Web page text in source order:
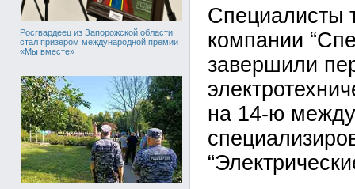
Росгвардеец из Запорожской области
стал призером международной премии
«Мы вместе»
Специалисты
компании
завершили
на 14-ю